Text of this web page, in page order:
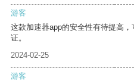
游客
这款加速器app的安全性有待提高
证。
2024-02-25
游客